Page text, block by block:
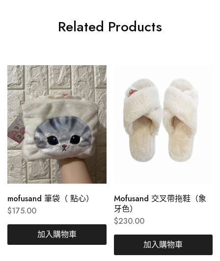
Related Products
mofusand 筆袋（ 點心）
$175.00
加入購物車
Mofusand 交叉帶拖鞋（象
牙色）
$230.00
加入購物車